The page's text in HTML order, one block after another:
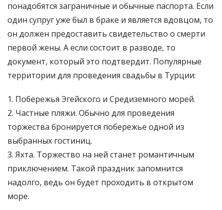
понадобятся заграничные и обычные паспорта. Если
один супруг уже был в браке и является вдовцом, то
он должен предоставить свидетельство о смерти
первой жены. А если состоит в разводе, то
документ, который это подтвердит. Популярные
территории для проведения свадьбы в Турции:
Побережья Эгейского и Средиземного морей.
Частные пляжи. Обычно для проведения
торжества бронируется побережье одной из
выбранных гостиниц.
Яхта. Торжество на ней станет романтичным
приключением. Такой праздник запомнится
надолго, ведь он будет проходить в открытом
море.